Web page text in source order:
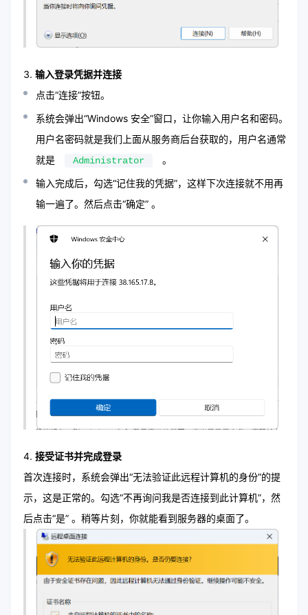
输入登录凭据并连接
点击“连接”按钮。
系统会弹出“Windows 安全”窗口，让你输入用户名和密码。
用户名密码就是我们上面从服务商后台获取的，用户名通常
就是
Administrator
。
输入完成后，勾选“记住我的凭据”，这样下次连接就不用再
输一遍了。然后点击“确定” 。
接受证书并完成登录
首次连接时，系统会弹出“无法验证此远程计算机的身份”的提
示，这是正常的。勾选“不再询问我是否连接到此计算机”，然
后点击“是” 。稍等片刻，你就能看到服务器的桌面了。